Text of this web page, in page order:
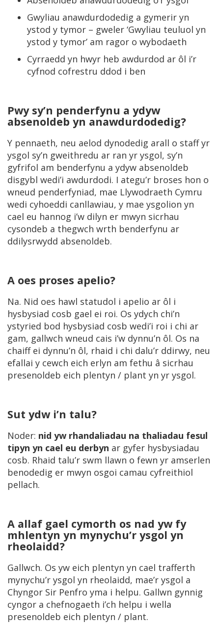
Gwyliau anawdurdodedig a gymerir yn
ystod y tymor – gweler ‘Gwyliau teuluol yn
ystod y tymor’ am ragor o wybodaeth
Cyrraedd yn hwyr heb awdurdod ar ôl i’r
cyfnod cofrestru ddod i ben
Pwy sy’n penderfynu a ydyw
absenoldeb yn anawdurdodedig?
Y pennaeth, neu aelod dynodedig arall o staff yr
ysgol sy’n gweithredu ar ran yr ysgol, sy’n
gyfrifol am benderfynu a ydyw absenoldeb
disgybl wedi’i awdurdodi. I ategu’r broses hon o
wneud penderfyniad, mae Llywodraeth Cymru
wedi cyhoeddi canllawiau, y mae ysgolion yn
cael eu hannog i’w dilyn er mwyn sicrhau
cysondeb a thegwch wrth benderfynu ar
ddilysrwydd absenoldeb.
A oes proses apelio?
Na. Nid oes hawl statudol i apelio ar ôl i
hysbysiad cosb gael ei roi. Os ydych chi’n
ystyried bod hysbysiad cosb wedi’i roi i chi ar
gam, gallwch wneud cais i’w dynnu’n ôl. Os na
chaiff ei dynnu’n ôl, rhaid i chi dalu’r ddirwy, neu
efallai y cewch eich erlyn am fethu â sicrhau
presenoldeb eich plentyn / plant yn yr ysgol.
Sut ydw i’n talu?
Noder: nid yw rhandaliadau na thaliadau fesul
tipyn yn cael eu derbyn ar gyfer hysbysiadau
cosb. Rhaid talu’r swm llawn o fewn yr amserlen
benodedig er mwyn osgoi camau cyfreithiol
pellach.
A allaf gael cymorth os nad yw fy
mhlentyn yn mynychu’r ysgol yn
rheolaidd?
Gallwch. Os yw eich plentyn yn cael trafferth
mynychu’r ysgol yn rheolaidd, mae’r ysgol a
Chyngor Sir Penfro yma i helpu. Gallwn gynnig
cyngor a chefnogaeth i’ch helpu i wella
presenoldeb eich plentyn / plant.